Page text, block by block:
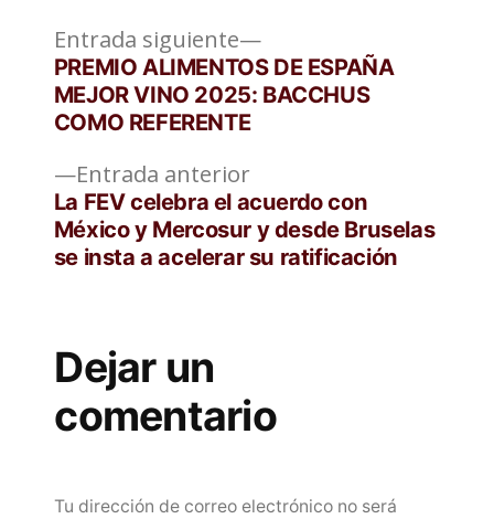
Navegación
de
entradas
Entrada anteriorEntrada
anterior:
La FEV celebra el acuerdo con
México y Mercosur y desde Bruselas
se insta a acelerar su ratificación
Entrada siguiente
Entrada
siguiente:
PREMIO ALIMENTOS DE ESPAÑA
MEJOR VINO 2025: BACCHUS
COMO REFERENTE
Dejar un
comentario
Tu dirección de correo electrónico no será